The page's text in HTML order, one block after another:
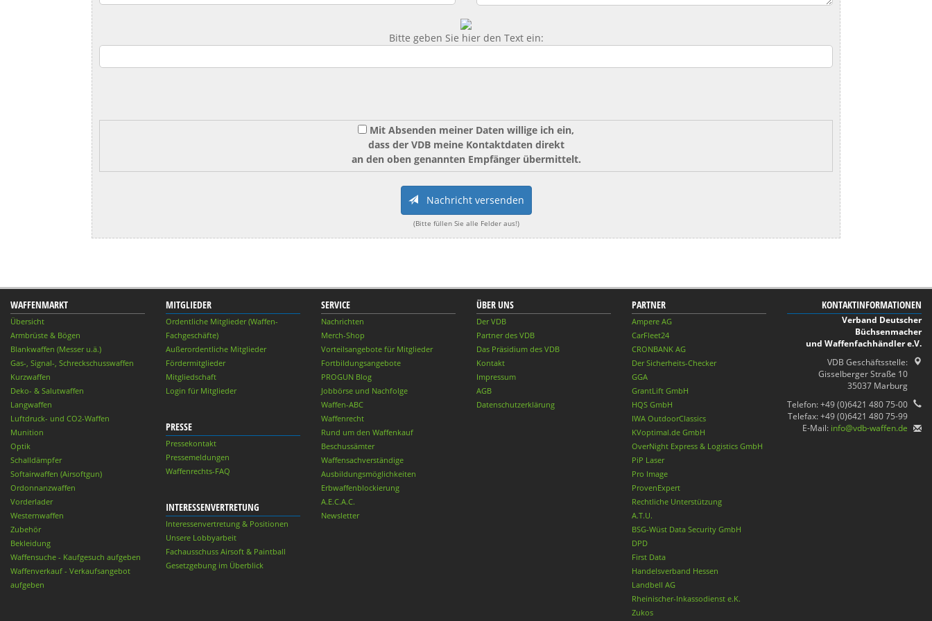
Bitte geben Sie hier den Text ein:
Mit Absenden meiner Daten willige ich ein,
dass der VDB meine Kontaktdaten direkt
an den oben genannten Empfänger übermittelt.
Nachricht versenden
(Bitte füllen Sie alle Felder aus!)
WAFFENMARKT
Übersicht
Armbrüste & Bögen
Blankwaffen (Messer u.ä.)
Gas-, Signal-, Schreckschusswaffen
Kurzwaffen
Deko- & Salutwaffen
Langwaffen
Luftdruck- und CO2-Waffen
Munition
Optik
Schalldämpfer
Softairwaffen (Airsoftgun)
Ordonnanzwaffen
Vorderlader
Westernwaffen
Zubehör
Bekleidung
Waffensuche - Kaufgesuch aufgeben
Waffenverkauf - Verkaufsangebot
aufgeben
MITGLIEDER
Ordentliche Mitglieder (Waffen-
Fachgeschäfte)
Außerordentliche Mitglieder
Fördermitglieder
Mitgliedschaft
Login für Mitglieder
PRESSE
Pressekontakt
Pressemeldungen
Waffenrechts-FAQ
INTERESSENVERTRETUNG
Interessenvertretung & Positionen
Unsere Lobbyarbeit
Fachausschuss Airsoft & Paintball
Gesetzgebung im Überblick
SERVICE
Nachrichten
Merch-Shop
Vorteilsangebote für Mitglieder
Fortbildungsangebote
PROGUN Blog
Jobbörse und Nachfolge
Waffen-ABC
Waffenrecht
Rund um den Waffenkauf
Beschussämter
Waffensachverständige
Ausbildungsmöglichkeiten
Erbwaffenblockierung
A.E.C.A.C.
Newsletter
ÜBER UNS
Der VDB
Partner des VDB
Das Präsidium des VDB
Kontakt
Impressum
AGB
Datenschutzerklärung
PARTNER
Ampere AG
CarFleet24
CRONBANK AG
Der Sicherheits-Checker
GGA
GrantLift GmbH
HQS GmbH
IWA OutdoorClassics
KVoptimal.de GmbH
OverNight Express & Logistics GmbH
PiP Laser
Pro Image
ProvenExpert
Rechtliche Unterstützung
A.T.U.
BSG-Wüst Data Security GmbH
DPD
First Data
Handelsverband Hessen
Landbell AG
Rheinischer-Inkassodienst e.K.
Zukos
KONTAKTINFORMATIONEN
Verband Deutscher
Büchsenmacher
und Waffenfachhändler e.V.
VDB Geschäftsstelle:
Gisselberger Straße 10
35037 Marburg
Telefon: +49 (0)6421 480 75-00
Telefax: +49 (0)6421 480 75-99
E-Mail: info@vdb-waffen.de